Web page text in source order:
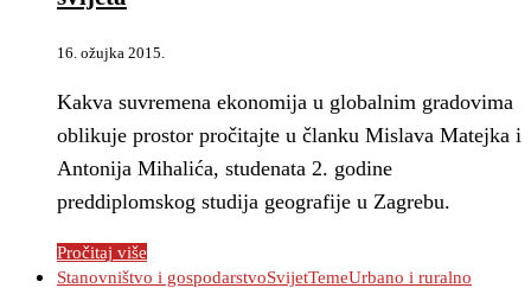
16. ožujka 2015.
Kakva suvremena ekonomija u globalnim gradovima
oblikuje prostor pročitajte u članku Mislava Matejka i
Antonija Mihalića, studenata 2. godine
preddiplomskog studija geografije u Zagrebu.
Pročitaj više
Stanovništvo i gospodarstvoSvijetTemeUrbano i ruralno